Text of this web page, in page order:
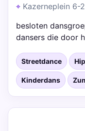
Kazerneplein 6-
besloten
dansers die door
Streetdance
Kinderdans